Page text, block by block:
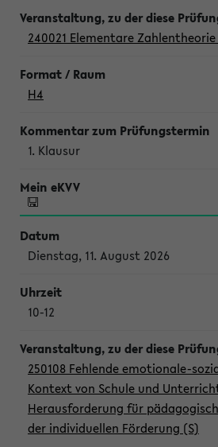
240021 Elementare Zahlentheorie
H4
1. Klausur
Dienstag, 11. August 2026
10-12
250108 Fehlende emotionale-
Kontext von Schule und
Herausforderung für
der individuellen Förderung (S)